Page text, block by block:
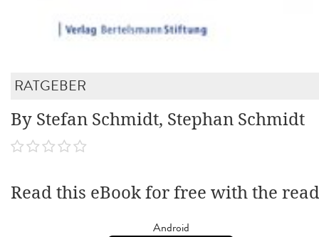
RATGEBER
By Stefan Schmidt, Stephan Schmidt
Read this eBook for free with the
Android